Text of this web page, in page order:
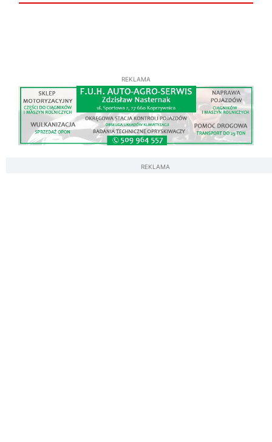
REKLAMA
REKLAMA